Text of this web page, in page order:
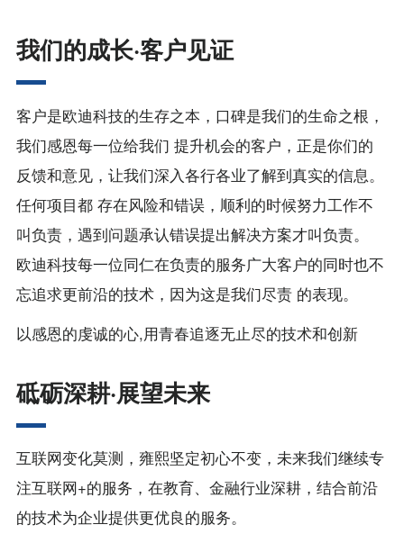
我们的成长·客户见证
客户是欧迪科技的生存之本，口碑是我们的生命之根，
我们感恩每一位给我们 提升机会的客户，正是你们的
反馈和意见，让我们深入各行各业了解到真实的信息。
任何项目都 存在风险和错误，顺利的时候努力工作不
叫负责，遇到问题承认错误提出解决方案才叫负责。
欧迪科技每一位同仁在负责的服务广大客户的同时也不
忘追求更前沿的技术，因为这是我们尽责 的表现。
以感恩的虔诚的心,用青春追逐无止尽的技术和创新
砥砺深耕·展望未来
互联网变化莫测，雍熙坚定初心不变，未来我们继续专
注互联网+的服务，在教育、金融行业深耕，结合前沿
的技术为企业提供更优良的服务。